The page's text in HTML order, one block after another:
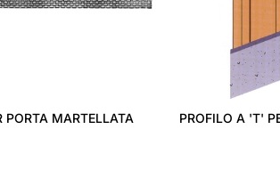
PROFILO A 'T' PER INTONACO